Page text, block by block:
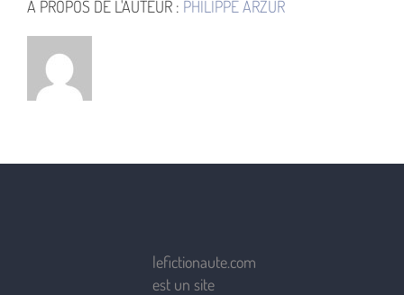
À PROPOS DE L'AUTEUR : PHILIPPE ARZUR
lefictionaute.com
est un site